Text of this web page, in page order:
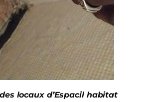
locaux d’Espacil habitat